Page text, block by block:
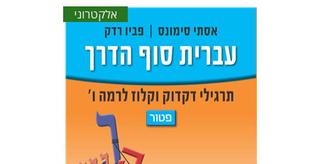
אלקטרוני
פביו רדק אסתר סימונס